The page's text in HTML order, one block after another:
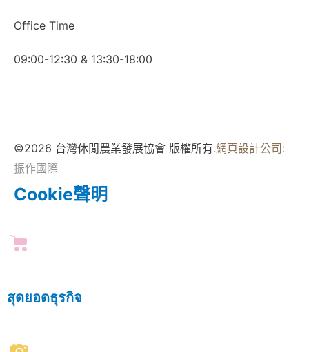
Office Time
09:00-12:30 & 13:30-18:00
©2026 台灣休閒農業發展協會 版權所有.網頁設計公司:
振作國際
Cookie聲明
สุดยอดธุรกิจ